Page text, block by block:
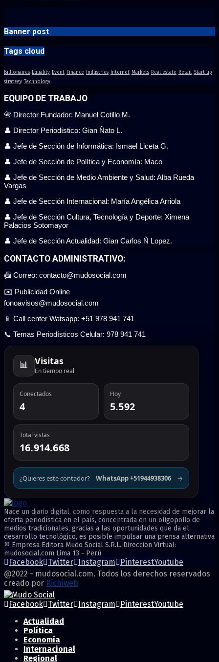
Banner post
Tags cloud
Billionaires Equality Event Finance Industries Internet Markets Real estate Retail Start up
strategy Technology
EQUIPO DE TRABAJO
📇 Director Fundador: Manuel Cotillo M.
👤 Director Periodístico: Gian Ñato L.
👤 Jefe de Sección de Informática: Ismael Liceta G.
👤 Jefe de Sección de Política y Economía: Maco
👤 Jefe de Sección de Medio Ambiente y Salud: Alba Rueda
Vargas
👤 Jefe de Sección Internacional: María Angélica Arriola
👤 Jefe de Sección Cultura, Tecnología y Deporte: Ximena
Palacios Sotomayor
👤 Jefe de Sección Actualidad: Gian Carlos Ñ Lopez.
CONTACTO ADMINISTRATIVO:
📠 Correo: contacto@mudosocial.com
✉️ Publicidad Online
fonoavisos@mudosocial.com
📱 Call center Watsapp: +51 978 941 741
📞 Temas Periodísticos Celular: 978 941 741
📊 Visitas
En tiempo real
Conectados
4
Hoy
5.592
Total vistas
16.914.668
¿Quieres este contador? WhatsApp +51944938306 →
Nace un diario digital, como respuesta a la necesidad de mejorar la
oferta periodística en el país, concentrada en un oligopolio de
medios tradicionales, gracias a las oportunidades que da el
desarrollo tecnológico, es posible impulsar una prensa alternativa
© Empresa Editora Mudo Social S.R.L. Direccion Virtual:
mudosocial.com Lima 13 - Perú
Facebook Twitter Instagram PinterestYoutube
@2022 - mudosocial.com. Todos los derechos reservados
creado por Richiweb
Facebook Twitter Instagram PinterestYoutube
Actualidad
Política
Economía
Internacional
Regional